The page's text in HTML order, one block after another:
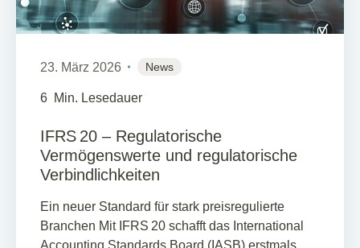
23. März 2026 News
6 Min. Lesedauer
IFRS 20 – Regulatorische
Vermögenswerte und regulatorische
Verbindlichkeiten
Ein neuer Standard für stark preisregulierte
Branchen Mit IFRS 20 schafft das International
Accounting Standards Board (IASB) erstmals